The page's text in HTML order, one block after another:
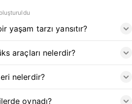
yaşam tarzı yansıtır?
araçları nelerdir?
nelerdir?
oynadı?